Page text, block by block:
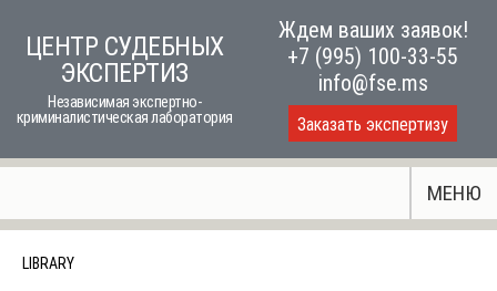
ЦЕНТР СУДЕБНЫХ
ЭКСПЕРТИЗ
Независимая экспертно-
криминалистическая лаборатория
Ждем ваших заявок!
+7 (995) 100-33-55
info@fse.ms
Заказать экспертизу
МЕНЮ
LIBRARY